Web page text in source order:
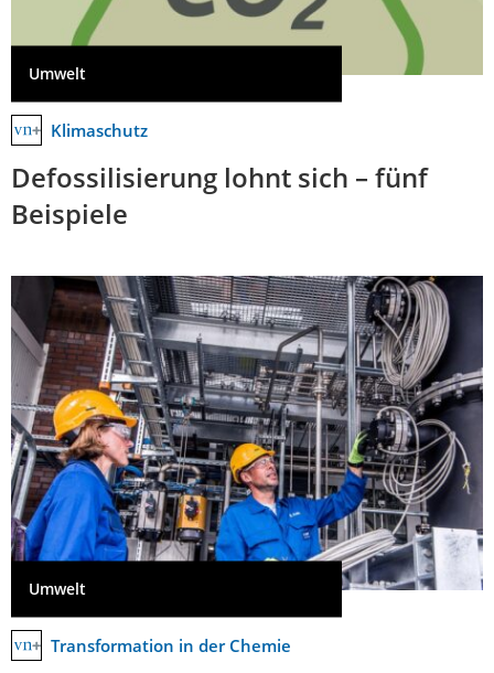
Umwelt
Klimaschutz
Defossilisierung lohnt sich – fünf
Beispiele
Umwelt
Transformation in der Chemie